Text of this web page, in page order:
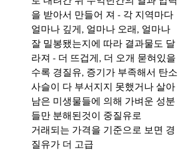
을 받아서 만들어 져 - 각 지역마다
얼마나 깊게, 얼마나 오래, 얼마나
잘 밀봉됐는지에 따라 결과물도 달
라져 - 더 뜨겁게, 더 오개 묻혀있을
수록 경질유, 증기가 부족해서 탄소
사슬이 다 부서지지 못했거나 살아
남은 미생물들에 의해 가벼운 성분
들만 분해된것이 중질유로
거래되는 가격을 기준으로 보면 경
질유가 더 고급